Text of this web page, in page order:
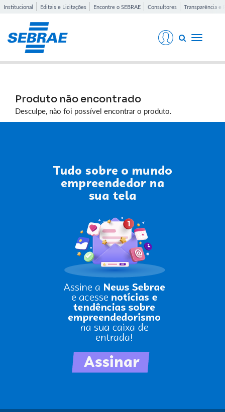
Institucional Editais e Licitações Encontre o SEBRAE Consultores Transparência e
Toggle
Produto não encontrado
Desculpe, não foi possível encontrar o produto.